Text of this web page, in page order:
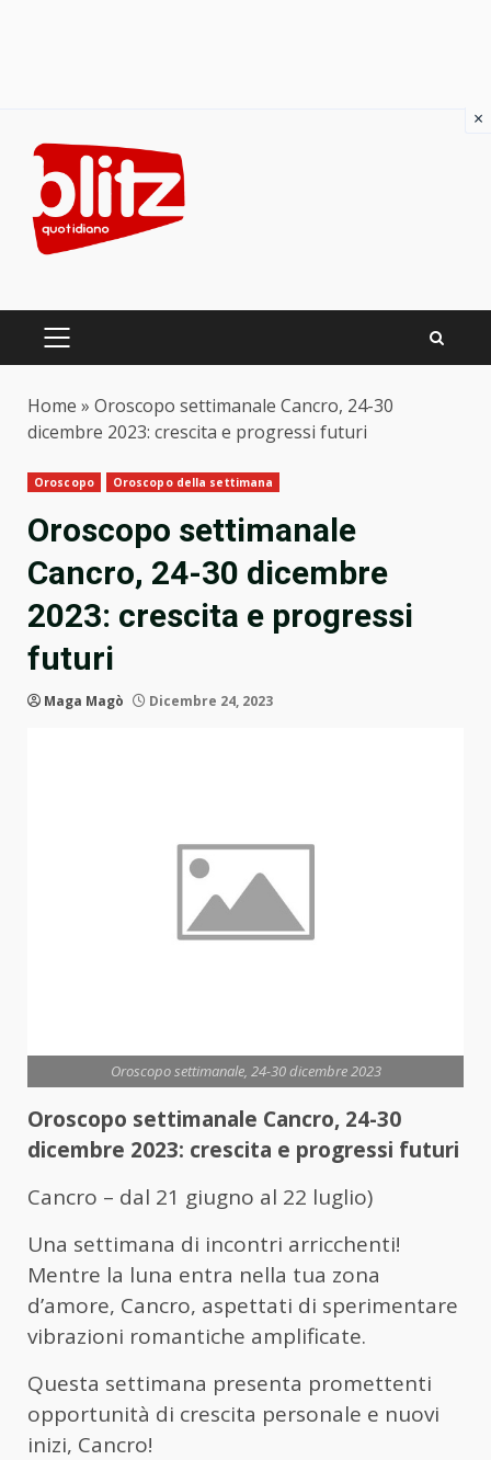
content
PRIMARY
Home » Oroscopo settimanale Cancro, 24-30
dicembre 2023: crescita e progressi futuri
Oroscopo Oroscopo della settimana
Oroscopo settimanale
Cancro, 24-30 dicembre
2023: crescita e progressi
futuri
Maga Magò Dicembre 24, 2023
Oroscopo settimanale, 24-30 dicembre 2023
Oroscopo settimanale Cancro, 24-30
dicembre 2023: crescita e progressi futuri
Cancro – dal 21 giugno al 22 luglio)
Una settimana di incontri arricchenti!
Mentre la luna entra nella tua zona
d’amore, Cancro, aspettati di sperimentare
vibrazioni romantiche amplificate.
Questa settimana presenta promettenti
opportunità di crescita personale e nuovi
inizi, Cancro!
×